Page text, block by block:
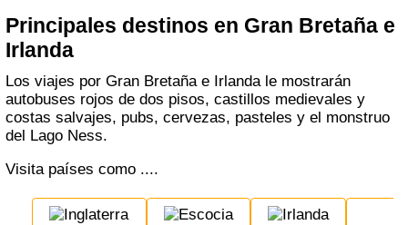
Principales destinos en Gran Bretaña e
Irlanda
Los viajes por Gran Bretaña e Irlanda le mostrarán
autobuses rojos de dos pisos, castillos medievales y
costas salvajes, pubs, cervezas, pasteles y el monstruo
del Lago Ness.
Visita países como ....